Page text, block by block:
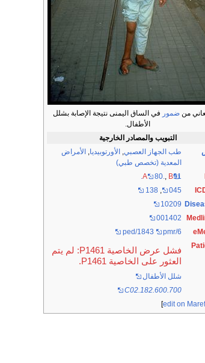
منضمور في الساق اليمنى نتيجة الإصابة بشلل
الأطفال.
التبويب والمصادر الخارجية
طب الجهاز العصبي, الأورتوبيديا, الأمراض
المعدية (تخصص طبي)
A 80., B91.
045
,
138
10209
001402
ped/1843
pmr/6
فشل عرض الخاصية P1461: لم يتم
العثور على الخاصية P1461.
شلل الأطفال
C02.182.600.700
edit on
]